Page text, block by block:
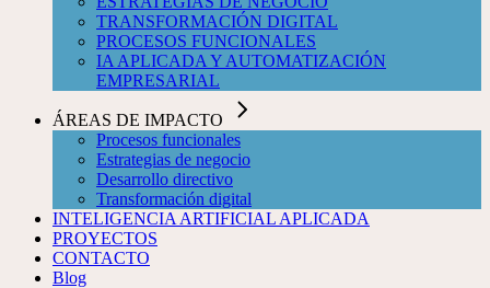
TRANSFORMACIÓN DIGITAL
PROCESOS FUNCIONALES
IA APLICADA Y AUTOMATIZACIÓN
EMPRESARIAL
ÁREAS DE IMPACTO
Procesos funcionales
Estrategias de negocio
Desarrollo directivo
Transformación digital
INTELIGENCIA ARTIFICIAL APLICADA
PROYECTOS
CONTACTO
Blog